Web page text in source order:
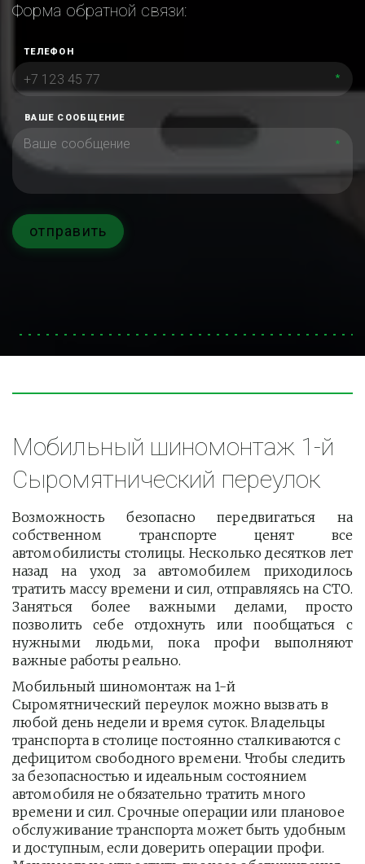
Форма обратной связи:
ТЕЛЕФОН
*
ВАШЕ СООБЩЕНИЕ
*
отправить
Мобильный шиномонтаж 1-й
Сыромятнический переулок
Возможность безопасно передвигаться на
собственном транспорте ценят все
автомобилисты столицы. Несколько десятков лет
назад на уход за автомобилем приходилось
тратить массу времени и сил, отправляясь на СТО.
Заняться более важными делами, просто
позволить себе отдохнуть или пообщаться с
нужными людьми, пока профи выполняют
важные работы реально.
Мобильный шиномонтаж на 1-й
Сыромятнический переулок можно вызвать в
любой день недели и время суток. Владельцы
транспорта в столице постоянно сталкиваются с
дефицитом свободного времени. Чтобы следить
за безопасностью и идеальным состоянием
автомобиля не обязательно тратить много
времени и сил. Срочные операции или плановое
обслуживание транспорта может быть удобным
и доступным, если доверить операции профи.